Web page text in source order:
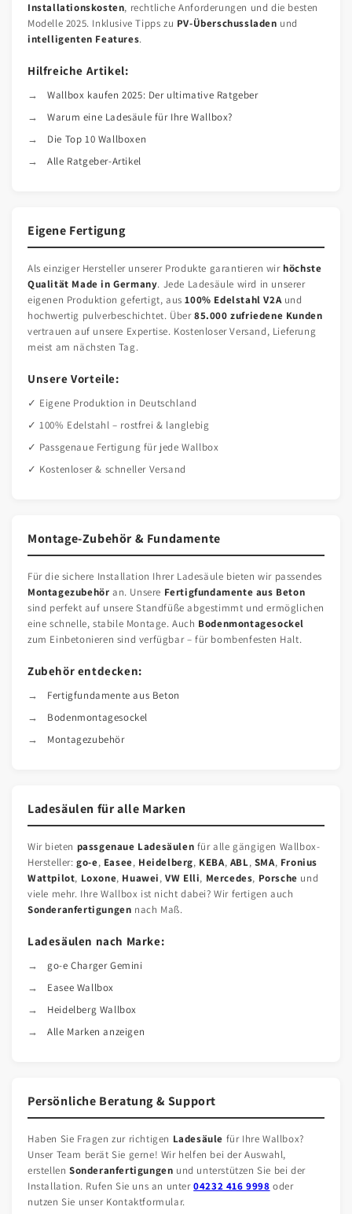
Installationskosten, rechtliche Anforderungen und die besten
Modelle 2025. Inklusive Tipps zu PV-Überschussladen und
intelligenten Features.
Hilfreiche Artikel:
Wallbox kaufen 2025: Der ultimative Ratgeber
Warum eine Ladesäule für Ihre Wallbox?
Die Top 10 Wallboxen
Alle Ratgeber-Artikel
Eigene Fertigung
Als einziger Hersteller unserer Produkte garantieren wirhöchste
Qualität Made in Germany. Jede Ladesäule wird in unserer
eigenen Produktion gefertigt, aus100% Edelstahl V2Aund
hochwertig pulverbeschichtet. Über85.000 zufriedene Kunden
vertrauen auf unsere Expertise. Kostenloser Versand, Lieferung
meist am nächsten Tag.
Unsere Vorteile:
✓ Eigene Produktion in Deutschland
✓ 100% Edelstahl – rostfrei & langlebig
✓ Passgenaue Fertigung für jede Wallbox
✓ Kostenloser & schneller Versand
Montage-Zubehör & Fundamente
Für die sichere Installation Ihrer Ladesäule bieten wir passendes
Montagezubehör an. Unsere Fertigfundamente aus Beton
sind perfekt auf unsere Standfüße abgestimmt und ermöglichen
eine schnelle, stabile Montage. Auch Bodenmontagesockel
zum Einbetonieren sind verfügbar – für bombenfesten Halt.
Zubehör entdecken:
Fertigfundamente aus Beton
Bodenmontagesockel
Montagezubehör
Ladesäulen für alle Marken
Wir bieten passgenaue Ladesäulen für alle gängigen Wallbox-
Hersteller:go-e, Easee, Heidelberg, KEBA, ABL, SMA, Fronius
Wattpilot, Loxone, Huawei,VW Elli, Mercedes, Porsche und
viele mehr. Ihre Wallbox ist nicht dabei? Wir fertigen auch
Sonderanfertigungen nach Maß.
Ladesäulen nach Marke:
go-e Charger Gemini
Easee Wallbox
Heidelberg Wallbox
Alle Marken anzeigen
Persönliche Beratung & Support
Haben Sie Fragen zur richtigen Ladesäule für Ihre Wallbox?
Unser Team berät Sie gerne! Wir helfen bei der Auswahl,
erstellen Sonderanfertigungen und unterstützen Sie bei der
Installation. Rufen Sie uns an unter04232 416 9998 oder
nutzen Sie unser Kontaktformular.